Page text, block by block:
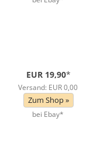
EUR 19,90*
Versand: EUR 0,00
Zum Shop »
bei Ebay*